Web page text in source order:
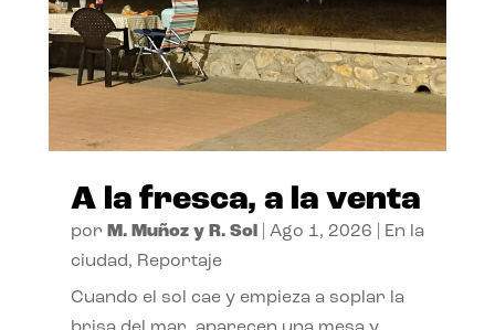
A la fresca, a la venta
por M. Muñoz y R. Sol| Ago 1, 2026
En la
ciudad, Reportaje
Cuando el sol cae y empieza a soplar la